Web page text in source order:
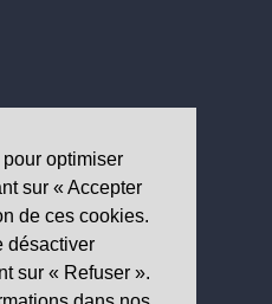
optimiser
sur « Accepter
de ces cookies.
désactiver
sur « Refuser ».
SANITAIRE
de la santé
64